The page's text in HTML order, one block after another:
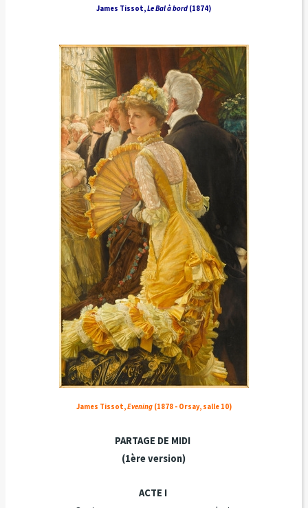
James Tissot,Le Bal à bord (1874)
James Tissot,Evening (1878 - Orsay, salle 10)
PARTAGE DE MIDI
(1ère version)
ACTE I